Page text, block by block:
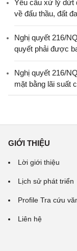
Yêu cầu xử lý dứt
về đấu thầu, đất
Nghị quyết 216/
quyết phải được
Nghị quyết 216/
mặt bằng lãi suất
GIỚI THIỆU
Lời giới thiệu
Lịch sử phát triển
Profile Tra cứu
Liên hệ